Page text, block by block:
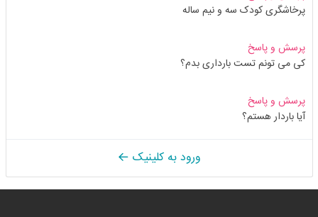
پرخاشگری کودک سه و نیم ساله
پرسش و پاسخ
کی می تونم تست بارداری بدم؟
پرسش و پاسخ
آیا باردار هستم؟
ورود به کلینیک